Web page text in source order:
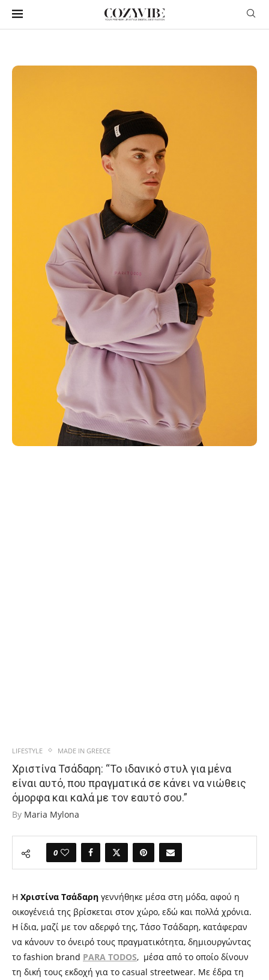
LIFESTYLE MADE IN GREECE
Χριστίνα Τσάδαρη: “Το ιδανικό στυλ για μένα
είναι αυτό, που πραγματικά σε κάνει να νιώθεις
όμορφα και καλά με τον εαυτό σου.”
By Maria Mylona
0
H Χριστίνα Tσάδαρη γεννήθηκε μέσα στη μόδα, αφού η
οικογένειά της βρίσκεται στον χώρο, εδώ και πολλά χρόνια.
Η ίδια, μαζί με τον αδερφό της, Τάσο Τσάδαρη, κατάφεραν
να κάνουν το όνειρό τους πραγματικότητα, δημιουργώντας
το fashion brand PARA TODOS, μέσα από το οποίο δίνουν
τη δική τους εκδοχή για το casual streetwear. Με έδρα τη